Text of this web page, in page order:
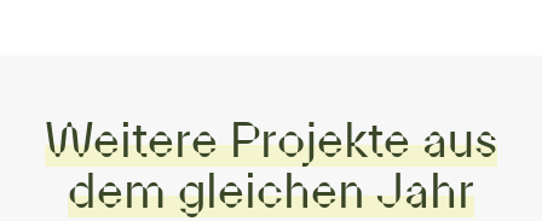
Weitere Projekte aus
dem gleichen Jahr